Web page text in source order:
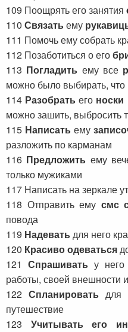
109 Поощрять его занятия
110 Связатьему
111 Помочь ему собрать
112 Позаботиться о его
113 Погладить ему все
можно было выбирать, что
114 Разобрать его носки
можно зашить, выбросить
115 Написать ему
разложить по карманам
116 Предложить ему
только мужиками
117 Написать на зеркале
118 Отправить ему смс
повода
119 Надеватьдля него
120 Красиво одеваться
121 Спрашивать у него
работы, своей внешности
122 Спланироватьдля
путешествие
123 Учитывать его